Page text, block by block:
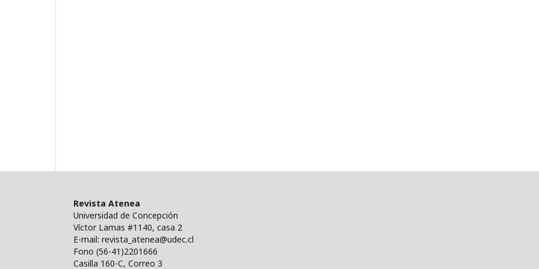
Revista Atenea
Universidad de Concepción
Víctor Lamas #1140, casa 2
E-mail: revista_atenea@udec.cl
Fono (56-41)2201666
Casilla 160-C, Correo 3